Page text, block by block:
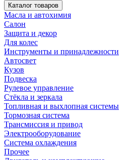
Каталог товаров
Масла и автохимия
Салон
Защита и декор
Для колес
Инструменты и принадлежности
Автосвет
Кузов
Подвеска
Рулевое управление
Стёкла и зеркала
Топливная и выхлопная системы
Тормозная система
Трансмиссия и привод
Электрооборудование
Система охлаждения
Прочее